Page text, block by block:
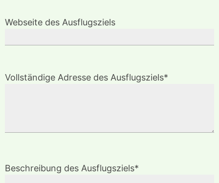
Webseite des Ausflugsziels
Vollständige Adresse des Ausflugsziels*
Beschreibung des Ausflugsziels*